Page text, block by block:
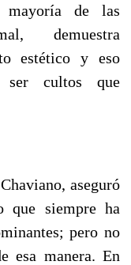
de las
demuestra
estético y eso
ser cultos que
aseguró
que siempre ha
pero no
esa manera. En